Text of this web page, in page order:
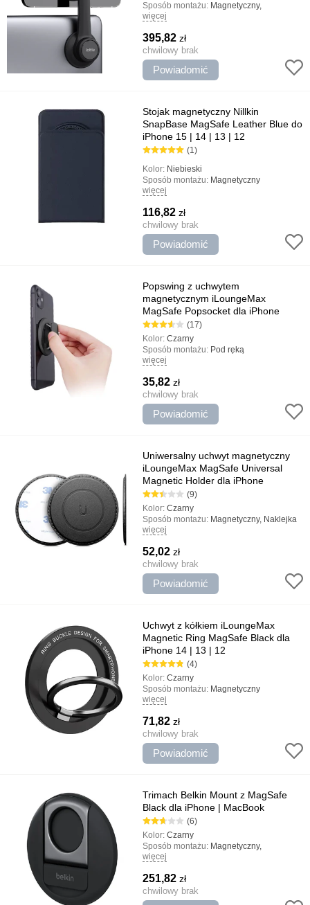
Sposób montażu: Magnetyczny,
uniwersalny
Do MacBook
Najważniejsze cechy:
Połączenie magnetyczne MagSafe,
Minimalistyczny design
więcej
395,82zł
chwilowy brak
Powiadomić
Stojak magnetyczny Nillkin
SnapBase MagSafe Leather Blue do
iPhone 15 | 14 | 13 | 12
(1)
Kolor: Niebieski
Sposób montażu: Magnetyczny
Rodzaj uchwytu:
Wygodny stojak, MagSafe Akcesoria
więcej
116,82zł
chwilowy brak
Powiadomić
Popswing z uchwytem
magnetycznym iLoungeMax
MagSafe Popsocket dla iPhone
(17)
Kolor:Czarny
Sposób montażu: Pod ręką
Rodzaj uchwytu:
Najważniejsze cechy:
Szybka instalacja, Łatwa i prosta
konstrukcja, Uchwyt magnetyczny
więcej
35,82zł
chwilowy brak
Powiadomić
Uniwersalny uchwyt magnetyczny
iLoungeMax MagSafe Universal
Magnetic Holder dla iPhone
(9)
Kolor:Czarny
Sposób montażu: Magnetyczny, Naklejka
Rodzaj uchwytu:
Najważniejsze cechy:
konstrukcja, Mała waga, Małe wymiary i
waga, Proste przyklejanie
więcej
52,02zł
chwilowy brak
Powiadomić
Uchwyt z kółkiem iLoungeMax
Magnetic Ring MagSafe Black dla
iPhone 14 | 13 | 12
(4)
Kolor:Czarny
Sposób montażu: Magnetyczny
Rodzaj uchwytu:
Najważniejsze cechy:
Minimalistyczny design, Może być
używany jako stojak
więcej
71,82zł
chwilowy brak
Powiadomić
Trimach Belkin Mount z MagSafe
Black dla iPhone | MacBook
(6)
Kolor:Czarny
Sposób montażu: Magnetyczny,
uniwersalny
Do MacBook
Najważniejsze cechy:
design, Projekt jakości, Połączenie
więcej
251,82zł
chwilowy brak